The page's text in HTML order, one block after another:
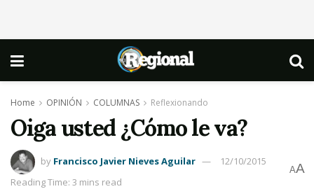
Home OPINIÓN COLUMNAS Reflexionando
Oiga usted ¿Cómo le va?
by Francisco Javier Nieves Aguilar
12/10/2015
Reading Time: 3 mins read
AA